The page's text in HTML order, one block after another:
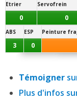
Etrier Servofrein
0 0
ABS ESP Peinture
3 0
Témoigner
Plus d'infos